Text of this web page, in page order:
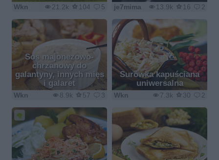
21.2k 104 5
Wkn 13.9k 16 2
je7mima
Sos majonezowo-
chrzanowy do
galantyny, innych mięs
i galaret
8.9k 57 3
Wkn
Surówka kapuściana
uniwersalna
7.3k 30 2
Wkn